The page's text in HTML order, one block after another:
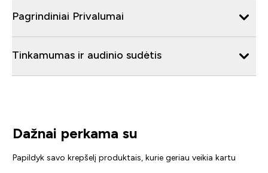
Pagrindiniai Privalumai
Tinkamumas ir audinio sudėtis
Dažnai perkama su
Papildyk savo krepšelį produktais, kurie geriau veikia kartu